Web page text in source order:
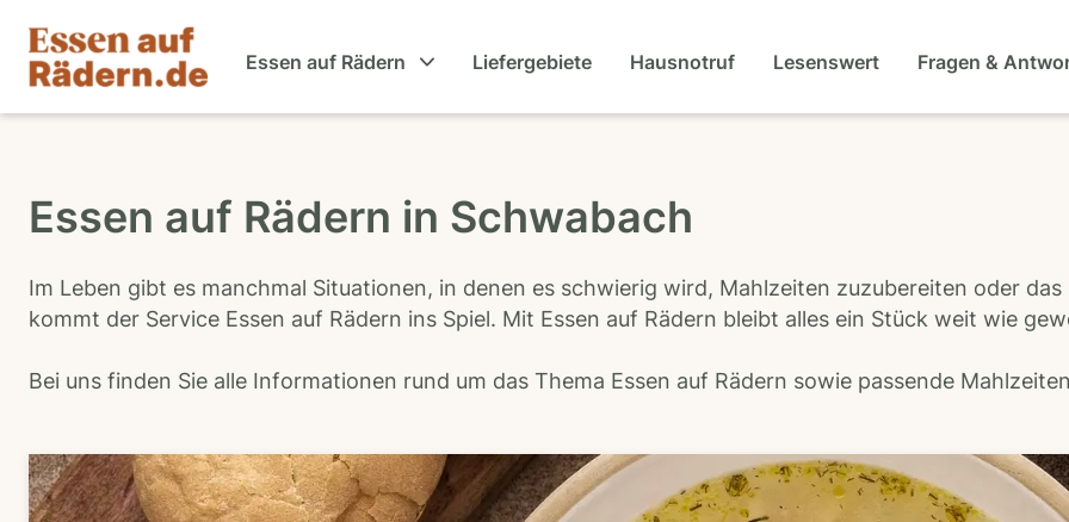
Essen auf Rädern Liefergebiete Hausnotruf Lesenswert Fragen &
Essen auf Rädern in Schwabach
Im Leben gibt es manchmal Situationen, in denen es schwierig wird, Mahlzeiten zuzubereiten oder
kommt der Service Essen auf Rädern ins Spiel. Mit Essen auf Rädern bleibt alles ein Stück weit wie
Bei uns finden Sie alle Informationen rund um das Thema Essen auf Rädern sowie passende